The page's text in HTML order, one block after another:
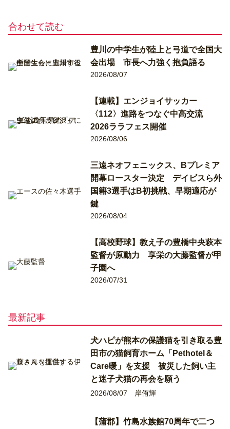
合わせて読む
豊川の中学生が陸上と弓道で全国大
会出場 市長へ力強く抱負語る
2026/08/07
【連載】エンジョイサッカー
〈112〉進路をつなぐ中高交流
2026ララフェス開催
2026/08/06
三遠ネオフェニックス、Bプレミア
開幕ロースター決定 デイビスら外
国籍3選手はB初挑戦、早期適応が
鍵
2026/08/04
【高校野球】教え子の豊橋中央萩本
監督が原動力 享栄の大藤監督が甲
子園へ
2026/07/31
最新記事
犬ハピが熊本の保護猫を引き取る豊
田市の猫飼育ホーム「Pethotel＆
Care暖」を支援 被災した飼い主
と迷子犬猫の再会を願う
2026/08/07 岸侑輝
【蒲郡】竹島水族館70周年で二つ